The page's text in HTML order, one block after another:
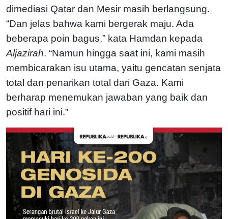
dimediasi Qatar dan Mesir masih berlangsung.
“Dan jelas bahwa kami bergerak maju. Ada
beberapa poin bagus,” kata Hamdan kepada
Aljazirah. “Namun hingga saat ini, kami masih
membicarakan isu utama, yaitu gencatan senjata
total dan penarikan total dari Gaza. Kami
berharap menemukan jawaban yang baik dan
positif hari ini.”